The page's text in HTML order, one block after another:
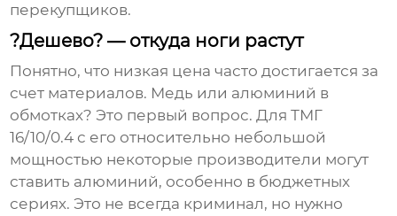
перекупщиков.
?Дешево? — откуда ноги растут
Понятно, что низкая цена часто достигается за
счет материалов. Медь или алюминий в
обмотках? Это первый вопрос. Для ТМГ
16/10/0.4 с его относительно небольшой
мощностью некоторые производители могут
ставить алюминий, особенно в бюджетных
сериях. Это не всегда криминал, но нужно